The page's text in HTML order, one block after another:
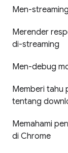
Men-
Merender
di-streaming
Men-debug
Memberi tahu
tentang
Memahami
di Chrome